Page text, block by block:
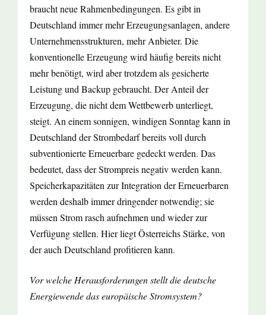
braucht neue Rahmenbedingungen. Es gibt in
Deutschland immer mehr Erzeugungsanlagen, andere
Unternehmensstrukturen, mehr Anbieter. Die
konventionelle Erzeugung wird häufig bereits nicht
mehr benötigt, wird aber trotzdem als gesicherte
Leistung und Backup gebraucht. Der Anteil der
Erzeugung, die nicht dem Wettbewerb unterliegt,
steigt. An einem sonnigen, windigen Sonntag kann in
Deutschland der Strombedarf bereits voll durch
subventionierte Erneuerbare gedeckt werden. Das
bedeutet, dass der Strompreis negativ werden kann.
Speicherkapazitäten zur Integration der Erneuerbaren
werden deshalb immer dringender notwendig; sie
müssen Strom rasch aufnehmen und wieder zur
Verfügung stellen. Hier liegt Österreichs Stärke, von
der auch Deutschland profitieren kann.
Vor welche Herausforderungen stellt die deutsche
Energiewende das europäische Stromsystem?